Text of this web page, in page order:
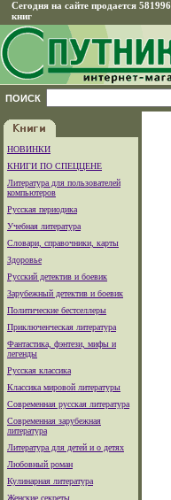
Сегодня на сайте продается 581996
книг
ПОИСК
НОВИНКИ
КНИГИ ПО СПЕЦЦЕНЕ
Литература для пользователей
компьютеров
Русская периодика
Учебная литература
Словари, справочники, карты
Здоровье
Русский детектив и боевик
Зарубежный детектив и боевик
Политические бестселлеры
Приключенческая литература
Фантастика, фэнтези, мифы и
легенды
Русская классика
Классика мировой литературы
Современная русская литература
Современная зарубежная
литература
Литература для детей и о детях
Любовный роман
Кулинарная литература
Женские секреты